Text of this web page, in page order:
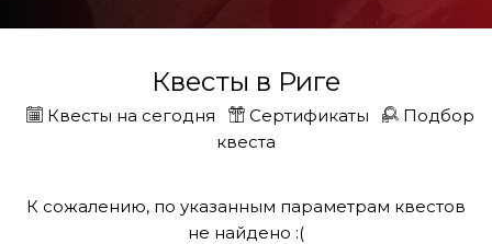
Квесты в Риге
Квесты на сегодня Сертификаты
Подбор
квеста
К сожалению, по указанным параметрам квестов
не найдено :(